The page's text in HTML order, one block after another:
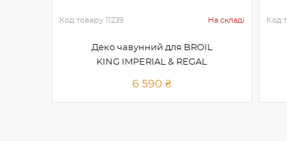
Код товару 11239 На складі
Деко чавунний для BROIL
KING IMPERIAL & REGAL
6 590 ₴
Код